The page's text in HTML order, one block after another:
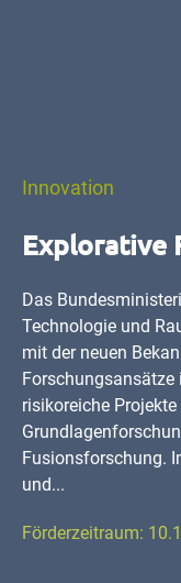
Innovation
Explorative
Das
Technologie und
mit der neuen
Forschungsansätze
risikoreiche
Fusionsforschung.
und...
Förderzeitraum: